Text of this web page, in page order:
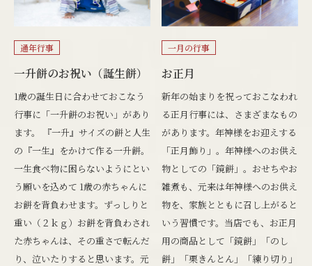
通年行事
一升餅のお祝い（誕生餅）
1歳の誕生日に合わせておこなう
行事に「一升餅のお祝い」があり
ます。 『一升』サイズの餅と人生
の『一生』をかけて作る一升餅。
一生食べ物に困らないようにとい
う願いを込めて 1歳の赤ちゃんに
お餅を背負わせます。ずっしりと
重い（２ｋｇ）お餅を背負わされ
た赤ちゃんは、その重さで転んだ
り、泣いたりすると思います。元
一月の行事
お正月
新年の始まりを祝っておこなわれ
る正月行事には、さまざまなもの
があります。年神様をお迎えする
「正月飾り」。年神様へのお供え
物としての「鏡餅」。おせちやお
雑煮も、元来は年神様へのお供え
物を、家族とともに召し上がると
いう習慣です。当店でも、お正月
用の商品として「鏡餅」「のし
餅」「栗きんとん」「練り切り」